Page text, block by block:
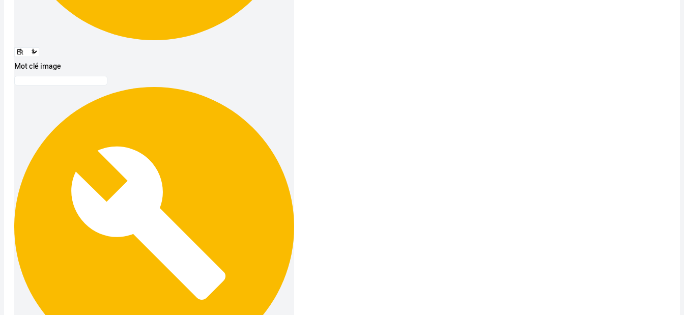
Mot clé image